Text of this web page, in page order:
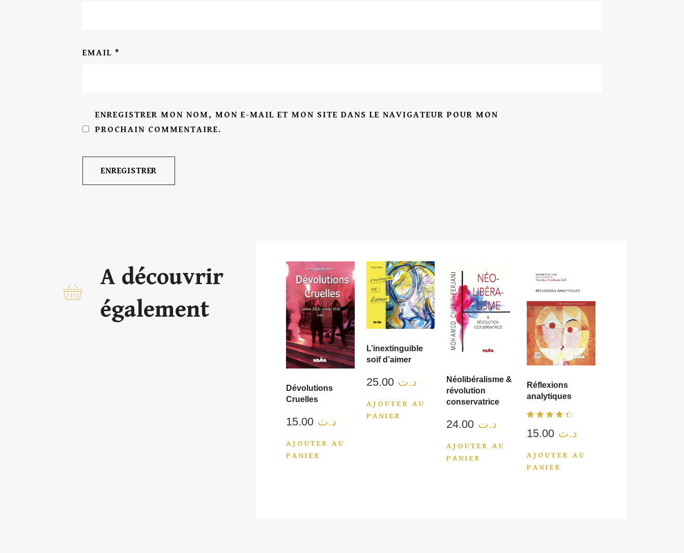
EMAIL *
ENREGISTRER MON NOM, MON E-MAIL ET MON SITE DANS LE NAVIGATEUR POUR MON
PROCHAIN COMMENTAIRE.
A découvrir
également
Dévolutions
Cruelles
د.ت
AJOUTER AU
PANIER
L’inextinguible
soif d’aimer
د.ت 25.00
AJOUTER AU
PANIER
Néolibéralisme &
révolution
conservatrice
د.ت
AJOUTER AU
PANIER
Réflexions
analytiques
3.00
sur 5 د.ت
AJOUTER AU
PANIER